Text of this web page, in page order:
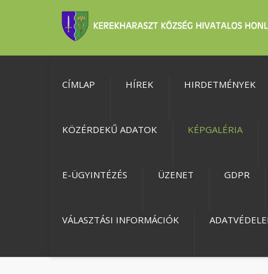
CÍMLAP HÍREK HIRDETMÉNYEK
KÖZÉRDEKŰ ADATOK KÉPGALÉRIA
E-ÜGYINTÉZÉS ÜZENET GDPR
VÁLASZTÁSI INFORMÁCIÓK